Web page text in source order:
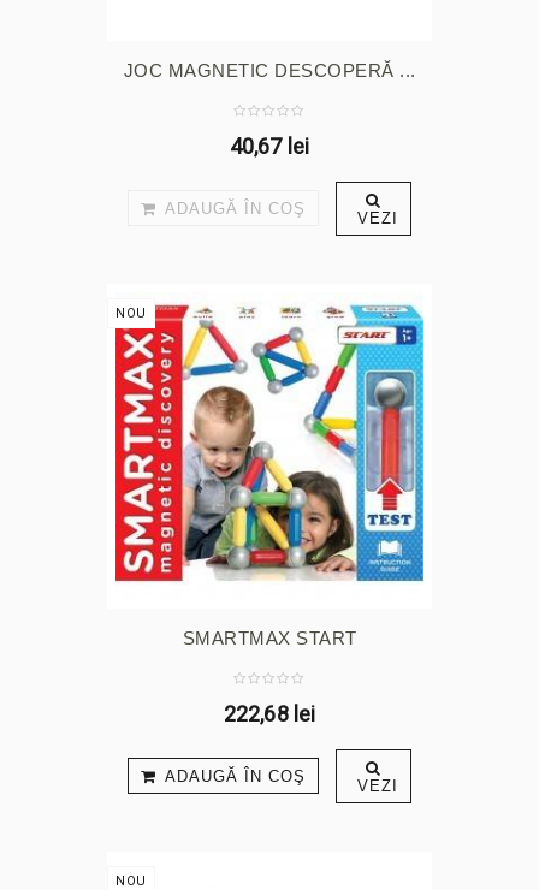
JOC MAGNETIC DESCOPERĂ ...
40,67 lei
ADAUGĂ ÎN COŞ VEZI
NOU
SMARTMAX START
222,68 lei
ADAUGĂ ÎN COŞ VEZI
NOU